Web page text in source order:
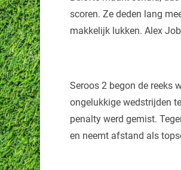
scoren. Ze deden lang
makkelijk lukken. Alex
Seroos 2 begon de reeks
ongelukkige wedstrijden
penalty werd gemist.
en neemt afstand als